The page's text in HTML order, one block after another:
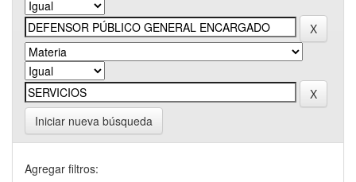
Iniciar nueva búsqueda
Agregar filtros: